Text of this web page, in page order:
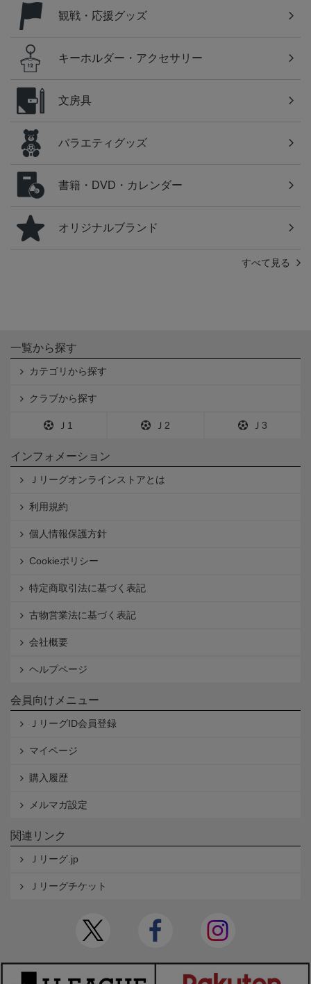
観戦・応援グッズ
キーホルダー・アクセサリー
文房具
バラエティグッズ
書籍・DVD・カレンダー
オリジナルブランド
すべて見る
一覧から探す
カテゴリから探す
クラブから探す
Ｊ1 Ｊ2 Ｊ3
インフォメーション
Ｊリーグオンラインストアとは
利用規約
個人情報保護方針
Cookieポリシー
特定商取引法に基づく表記
古物営業法に基づく表記
会社概要
ヘルプページ
会員向けメニュー
ＪリーグID会員登録
マイページ
購入履歴
メルマガ設定
関連リンク
Ｊリーグ.jp
Ｊリーグチケット